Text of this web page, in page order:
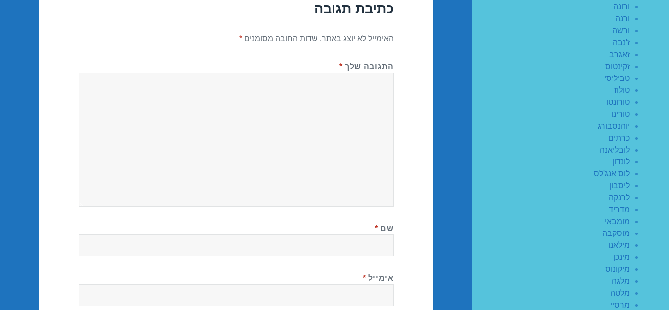
ורונה
ורנה
ורשה
ז'נבה
זאגרב
זקינטוס
טביליסי
טולוז
טורונטו
טורינו
יוהנסבורג
כרתים
לובליאנה
לונדון
לוס אנג'לס
ליסבון
לרנקה
מדריד
מומבאי
מוסקבה
מילאנו
מינכן
מיקונוס
מלגה
מלטה
מרסיי
כתיבת תגובה
האימייל לא יוצג באתר. שדות החובה מסומנים*
התגובה שלך *
שם *
אימייל *